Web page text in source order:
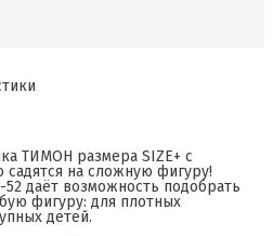
ТИМОН размера SIZE+ с
садятся на сложную фигуру!
даёт возможность подобрать
фигуру: для плотных
детей.